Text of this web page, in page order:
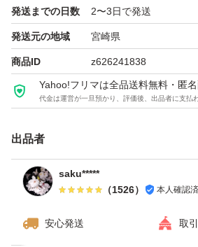
発送までの日数 2〜3日で発送
発送元の地域 宮崎県
商品ID z626241838
Yahoo!フリマは全品送料無料・匿
代金は運営が一旦預かり、評価後、出品者に支払
出品者
saku*****
（1526） 本人確認済
安心発送 取